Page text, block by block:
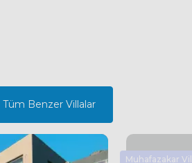
Tüm Benzer Villalar
Muhafazakar